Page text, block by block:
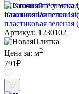
Уточняйте у
Газонная Решетка
пластиковая зеленая
Артикул: 1230102
Цена за: м2
791₽